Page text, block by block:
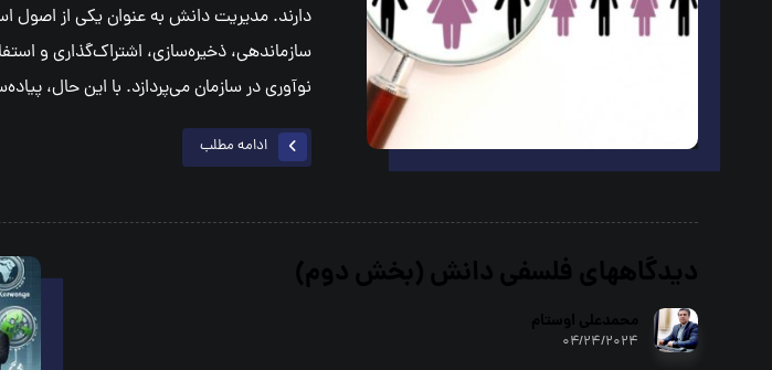
دارند. مدیریت دانش به عنوان یکی از اصول
سازماندهی، ذخیره‌سازی، اشتراک‌گذاری و
نوآوری در سازمان می‌پردازد. با این حال،
ادامه مطلب
ديدگاههاي فلسفي دانش (بخش دوم)
محمدعلي اوستام
۰۴/۲۴/۲۰۲۴